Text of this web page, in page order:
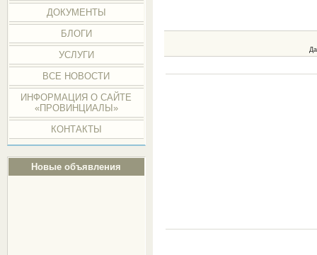
ДОКУМЕНТЫ
БЛОГИ
УСЛУГИ
ВСЕ НОВОСТИ
ИНФОРМАЦИЯ О САЙТЕ
«ПРОВИНЦИАЛЫ»
КОНТАКТЫ
Новые объявления